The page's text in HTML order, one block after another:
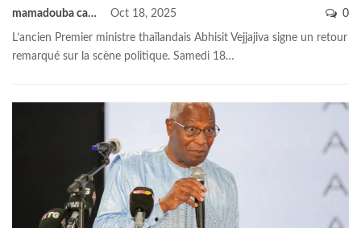
mamadouba camara Oct 18, 2025 0
L’ancien Premier ministre thaïlandais Abhisit Vejjajiva signe un retour
remarqué sur la scène politique. Samedi 18…